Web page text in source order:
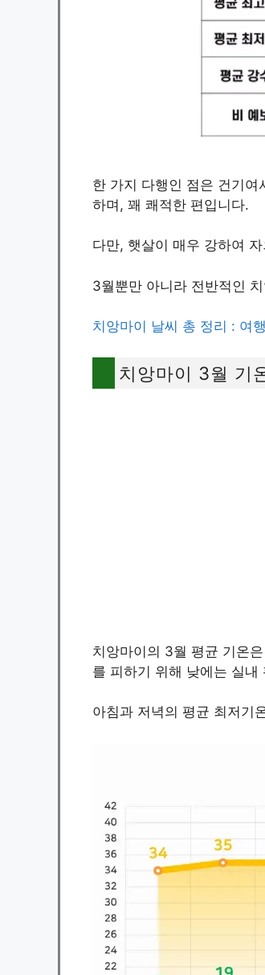
한 가지 다행인 점은 건기
하며, 꽤 쾌적한 편입니다.
다만, 햇살이 매우 강하여
3월뿐만 아니라 전반적인
치앙마이 날씨 총 정리 : 여
치앙마이 3월 기
치앙마이의 3월 평균 기온
를 피하기 위해 낮에는 실
아침과 저녁의 평균 최저기